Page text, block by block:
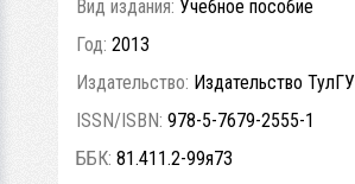
Вид издания: Учебное пособие
Год: 2013
Издательство: Издательство ТулГУ
ISSN/ISBN: 978-5-7679-2555-1
ББК: 81.411.2-99я73